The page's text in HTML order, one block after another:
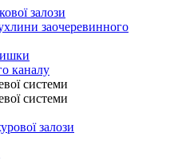
залози
заочеревинного
каналу
системи
системи
залози